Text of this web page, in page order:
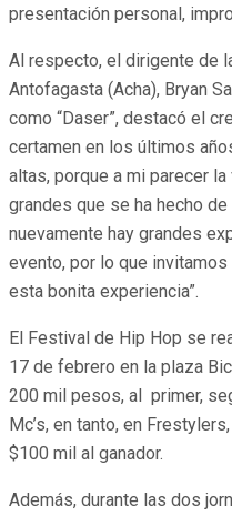
presentación personal,
Al respecto, el dirigente de
Antofagasta (Acha), Bryan
como “Daser”, destacó el
certamen en los últimos
altas, porque a mi parecer
grandes que se ha hecho
nuevamente hay grandes
evento, por lo que
esta bonita experiencia”.
El Festival de Hip Hop se
17 de febrero en la plaza
200 mil pesos, al primer,
Mc’s, en tanto, en
$100 mil al ganador.
Además, durante las dos